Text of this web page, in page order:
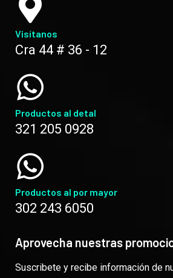
Visítanos
Cra 44 # 36 - 12
Productos al detal
321 205 0928
Productos al por mayor
302 243 6050
Aprovecha nuestras
Suscribete y recibe información de